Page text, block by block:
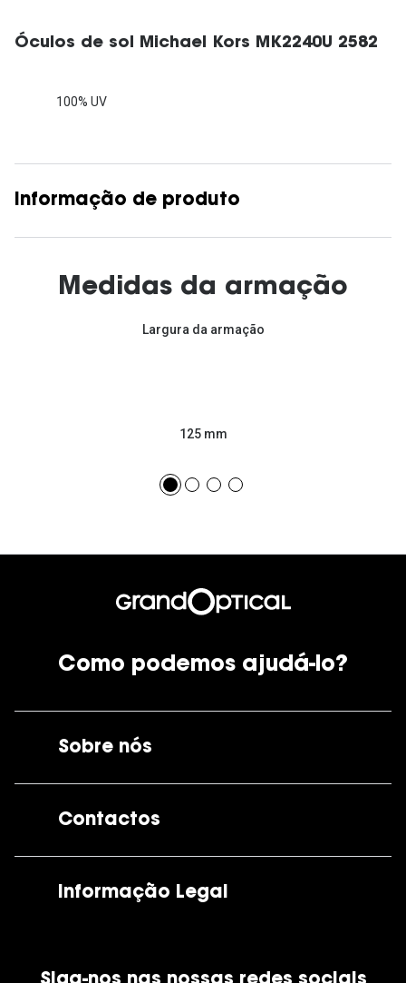
Óculos de sol Michael Kors MK2240U 2582
100% UV
Informação de produto
Medidas da armação
Largura da armação
125 mm
Como podemos ajudá-lo?
Sobre nós
Contactos
Informação Legal